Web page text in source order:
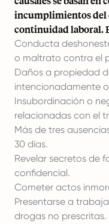
incumplimientos del
continuidad laboral.
Conducta
o maltrato contra el
Daños a propiedad
intencionadamente
Insubordinación o
relacionadas con el
Más de tres
30 días.
Revelar secretos de
confidencial.
Cometer actos
Presentarse a
drogas no prescritas.